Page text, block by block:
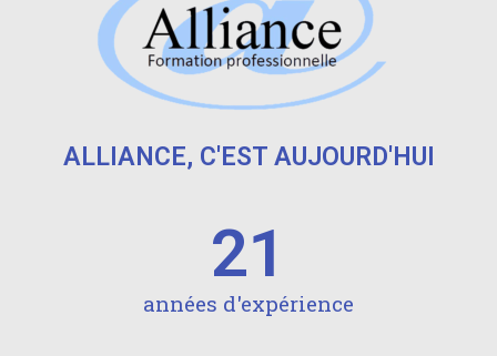
ALLIANCE, C'EST AUJOURD'HUI
21
années d'expérience